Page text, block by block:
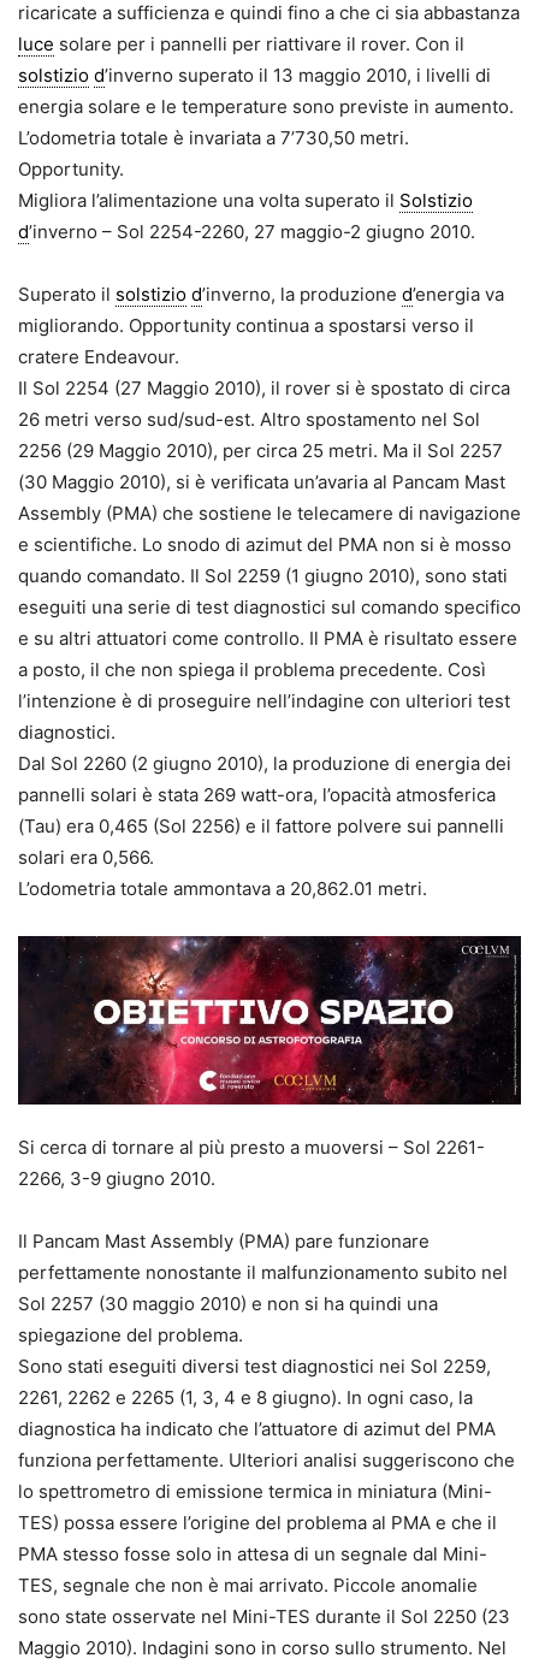
ricaricate a sufficienza e quindi fino a che ci sia abbastanza
luce solare per i pannelli per riattivare il rover. Con il
solstizio d’inverno superato il 13 maggio 2010, i livelli di
energia solare e le temperature sono previste in aumento.
L’odometria totale è invariata a 7’730,50 metri.
Opportunity.
Migliora l’alimentazione una volta superato il Solstizio
d’inverno – Sol 2254-2260, 27 maggio-2 giugno 2010.
Superato il solstizio d’inverno, la produzione d’energia va
migliorando. Opportunity continua a spostarsi verso il
cratere Endeavour.
Il Sol 2254 (27 Maggio 2010), il rover si è spostato di circa
26 metri verso sud/sud-est. Altro spostamento nel Sol
2256 (29 Maggio 2010), per circa 25 metri. Ma il Sol 2257
(30 Maggio 2010), si è verificata un’avaria al Pancam Mast
Assembly (PMA) che sostiene le telecamere di navigazione
e scientifiche. Lo snodo di azimut del PMA non si è mosso
quando comandato. Il Sol 2259 (1 giugno 2010), sono stati
eseguiti una serie di test diagnostici sul comando specifico
e su altri attuatori come controllo. Il PMA è risultato essere
a posto, il che non spiega il problema precedente. Così
l’intenzione è di proseguire nell’indagine con ulteriori test
diagnostici.
Dal Sol 2260 (2 giugno 2010), la produzione di energia dei
pannelli solari è stata 269 watt-ora, l’opacità atmosferica
(Tau) era 0,465 (Sol 2256) e il fattore polvere sui pannelli
solari era 0,566.
L’odometria totale ammontava a 20,862.01 metri.
Si cerca di tornare al più presto a muoversi – Sol 2261-
2266, 3-9 giugno 2010.
Il Pancam Mast Assembly (PMA) pare funzionare
perfettamente nonostante il malfunzionamento subito nel
Sol 2257 (30 maggio 2010) e non si ha quindi una
spiegazione del problema.
Sono stati eseguiti diversi test diagnostici nei Sol 2259,
2261, 2262 e 2265 (1, 3, 4 e 8 giugno). In ogni caso, la
diagnostica ha indicato che l’attuatore di azimut del PMA
funziona perfettamente. Ulteriori analisi suggeriscono che
lo spettrometro di emissione termica in miniatura (Mini-
TES) possa essere l’origine del problema al PMA e che il
PMA stesso fosse solo in attesa di un segnale dal Mini-
TES, segnale che non è mai arrivato. Piccole anomalie
sono state osservate nel Mini-TES durante il Sol 2250 (23
Maggio 2010). Indagini sono in corso sullo strumento. Nel